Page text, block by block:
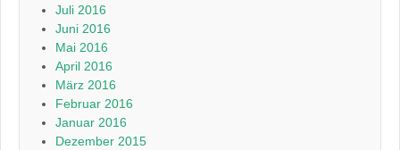
Juli 2016
Juni 2016
Mai 2016
April 2016
März 2016
Februar 2016
Januar 2016
Dezember 2015